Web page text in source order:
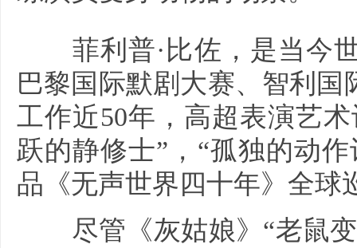
菲利普·比佐，是当今世
巴黎国际默剧大赛、智利
工作近50年，高超表演艺
跃的静修士”，“孤独的动
品《无声世界四十年》全球
尽管《灰姑娘》“老鼠变